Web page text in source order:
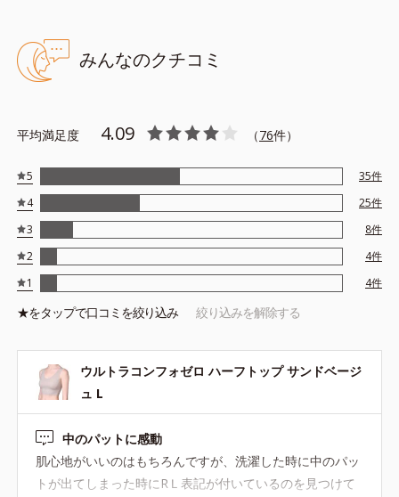
みんなのクチコミ
平均満足度 4.09 （76件）
5 35件
4
25件
3
8件
2
4件
1
4件
★をタップで口コミを絞り込み 絞り込みを解除する
ウルトラコンフォゼロ ハーフトップ サンドベージ
ュ L
中のパットに感動
肌心地がいいのはもちろんですが、洗濯した時に中のパッ
トが出てしまった時にRＬ表記が付いているのを見つけて